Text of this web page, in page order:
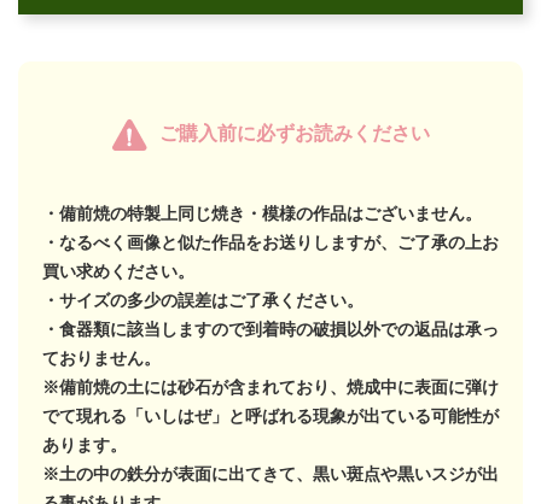
ご購入前に必ずお読みください
・備前焼の特製上同じ焼き・模様の作品はございません。
・なるべく画像と似た作品をお送りしますが、ご了承の上お
買い求めください。
・サイズの多少の誤差はご了承ください。
・食器類に該当しますので到着時の破損以外での返品は承っ
ておりません。
※備前焼の土には砂石が含まれており、焼成中に表面に弾け
でて現れる「いしはぜ」と呼ばれる現象が出ている可能性が
あります。
※土の中の鉄分が表面に出てきて、黒い斑点や黒いスジが出